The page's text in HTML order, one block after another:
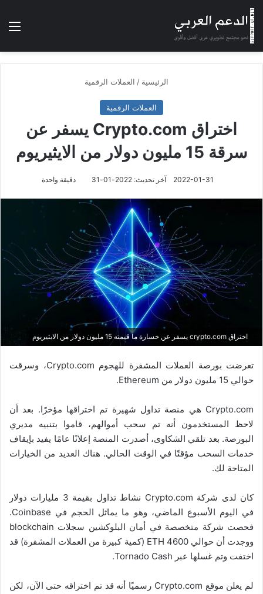
بحثالوضع
الرئيسية / العملات الرقمية
العملات الرقمية
اختراق Crypto.com يسفر عن
سرقة 15 مليون دولار من الايثيريوم
2022-01-31 آخر تحديث: 2022-01-31 دقيقة واحدة
اختراق crypto.com يسفر عن خسارة ما قيمته 15 مليون دولار من الايثيريوم
تعرضت بورصة العملات المشفرة للهجوم Crypto.com، وسرقت
حوالي 15 مليون دولار من Ethereum.
Crypto.com هي منصة تداول شهيرة تم اختراقها مؤخرًا. بعد أن
لاحظ المستخدمون أنه تم سحب أموالهم، قاموا بتنبيه مديري
البورصة. بعد تلقي الشكاوى، أصدرت المنصة إعلانًا عامًا يفيد بإيقاف
خدمات السحب مؤقتًا في الوقت الحالي. هناك العديد من الخيارات
المتاحة لك.
كان لدى شركة Crypto.com نشاط تداول بقيمة 3 مليارات دولار
في اليوم الأسبوع الماضي، وهو ما يماثل الحجم في Coinbase.
فحصت شركة متخصصة في أمان البلوكشين سجلات blockchain
ووجدت أن حوالي 4600 ETH (كمية كبيرة من العملات المشفرة) قد
اختفت وتم غسلها عبر Tornado Cash.
لم يعلن موقع Crypto.com رسميًا أنه قد تم اختراقه حتى الآن، لكن